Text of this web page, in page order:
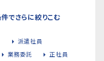
でさらに絞りこむ
派遣社員
業務委託 正社員